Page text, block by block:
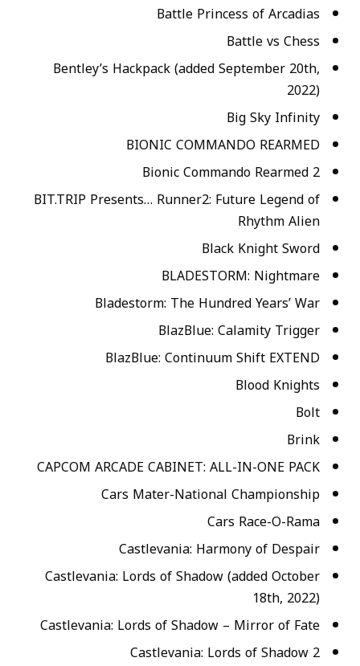
Battle Princess of Arcadias
Battle vs Chess
Bentley’s Hackpack (added September 20th,
2022)
Big Sky Infinity
BIONIC COMMANDO REARMED
Bionic Commando Rearmed 2
BIT.TRIP Presents… Runner2: Future Legend of
Rhythm Alien
Black Knight Sword
BLADESTORM: Nightmare
Bladestorm: The Hundred Years’ War
BlazBlue: Calamity Trigger
BlazBlue: Continuum Shift EXTEND
Blood Knights
Bolt
Brink
CAPCOM ARCADE CABINET: ALL-IN-ONE PACK
Cars Mater-National Championship
Cars Race-O-Rama
Castlevania: Harmony of Despair
Castlevania: Lords of Shadow (added October
18th, 2022)
Castlevania: Lords of Shadow – Mirror of Fate
Castlevania: Lords of Shadow 2